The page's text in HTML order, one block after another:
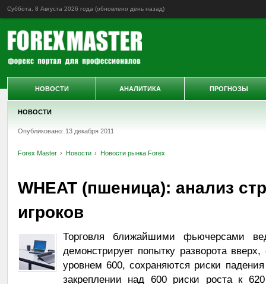
Суббота, 8 Августа 2026 года (обновлено день назад)
НОВОСТИ
Опубликовано: 13 декабря 2011
Forex Master Новости Новости рынка Forex
WHEAT (пшеница): анализ
игроков
Торговля ближайшими фьючерсами
демонстрирует попытку разворота
уровнем 600, сохраняются риски
закреплении над 600 риски роста к
НОВОСТИ АНАЛИТИКА ПРОГНОЗЫ